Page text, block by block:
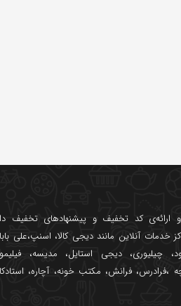
ارائه‌یکد تخفیف و پیشنهادهای تخفیف
خدمات آنلاین ماننددیجی کالا، اسنپ،علی بابا
، چیلیوری،دیجی استایل، مدیسه، فیلیمو
،فرادرس، فرانش، مکتب خونه،آچاره،